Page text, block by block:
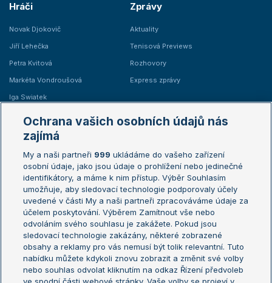
Hráči
Novak Djokovič
Jiří Lehečka
Petra Kvitová
Markéta Vondroušová
Iga Swiatek
Zprávy
Aktuality
Tenisová Previews
Rozhovory
Express zprávy
Žebříčky
Žebříček ATP (muži)
Žebříček WTA (ženy)
Sázkařský žebříček
Australian Open
French Open
Wimbledon
US Open
Turnaj mistrů
Turnaj mistryň
Aktualní trendy
Fotbalové přestupy
Ochrana vašich osobních údajů nás
zajímá
My a naši partneři 999 ukládáme do vašeho zařízení
osobní údaje, jako jsou údaje o prohlížení nebo jedinečné
identifikátory, a máme k nim přístup. Výběr Souhlasím
umožňuje, aby sledovací technologie podporovaly účely
uvedené v části My a naši partneři zpracováváme údaje za
účelem poskytování. Výběrem Zamítnout vše nebo
odvoláním svého souhlasu je zakážete. Pokud jsou
sledovací technologie zakázány, některé zobrazené
obsahy a reklamy pro vás nemusí být tolik relevantní. Tuto
nabídku můžete kdykoli znovu zobrazit a změnit své volby
nebo souhlas odvolat kliknutím na odkaz Řízení předvoleb